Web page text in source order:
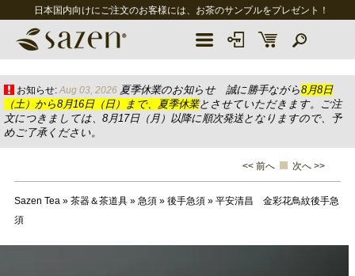
日本国内向けにご注文のお客様には、お茶のサンプルをプレゼント！
お知らせ: Aug 03, 2026 夏季休業のお知らせ 誠に勝手ながら8月8日
（土）から8月16日（日）まで、夏季休業とさせていただきます。ご注
文につきましては、8月17日（月）以降に順次発送となりますので、予
めご了承ください。
<< 前へ 次へ >>
Sazen Tea» 茶器＆茶道具» 急須» 後手急須» 平安清昌 金彩花鳥紋後手急
須